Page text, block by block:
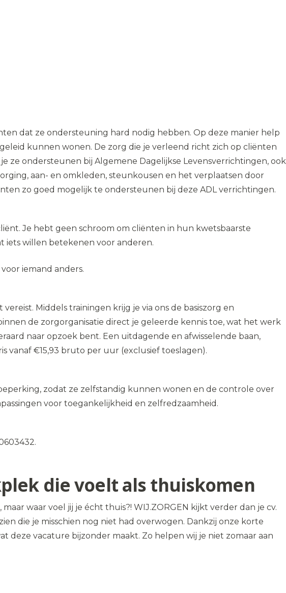
dat ze ondersteuning hard nodig hebben. Op deze manier help
kunnen wonen. De zorg die je verleend richt zich op cliënten
ze ondersteunen bij Algemene Dagelijkse Levensverrichtingen, ook
aan- en omkleden, steunkousen en het verplaatsen door
zo goed mogelijk te ondersteunen bij deze ADL verrichtingen.
Je hebt geen schroom om cliënten in hun kwetsbaarste
iets willen betekenen voor anderen.
iemand anders.
Middels trainingen krijg je via ons de basiszorg en
de zorgorganisatie direct je geleerde kennis toe, wat het werk
naar opzoek bent. Een uitdagende en afwisselende baan,
vanaf €15,93 bruto per uur (exclusief toeslagen).
zodat ze zelfstandig kunnen wonen en de controle over
voor toegankelijkheid en zelfredzaamheid.
die voelt als thuiskomen
waar voel jij je écht thuis?! WIJ.ZORGEN kijkt verder dan je cv.
die je misschien nog niet had overwogen. Dankzij onze korte
deze vacature bijzonder maakt. Zo helpen wij je niet zomaar aan